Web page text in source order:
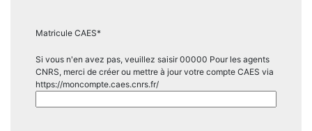
Matricule CAES*
Si vous n'en avez pas, veuillez saisir 00000 Pour les agents
CNRS, merci de créer ou mettre à jour votre compte CAES via
https://moncompte.caes.cnrs.fr/